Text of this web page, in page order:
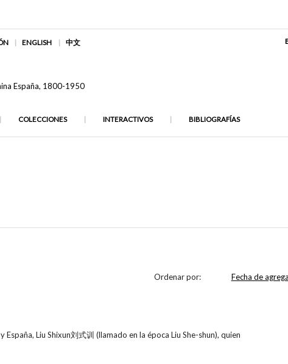
ENGLISH 中文
COLECCIONES INTERACTIVOS BIBLIOGRAFÍAS
Ordenar por: Fecha de
Liu Shixun刘式训 (llamado en la época Liu She-shun), quien